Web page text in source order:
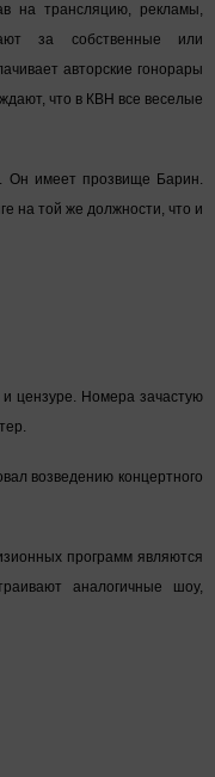
на трансляцию, рекламы,
за собственные или
авторские гонорары
что в КВН все веселые
Он имеет прозвище Барин.
на той же должности, что и
цензуре. Номера зачастую
возведению концертного
программ являются
аналогичные шоу,